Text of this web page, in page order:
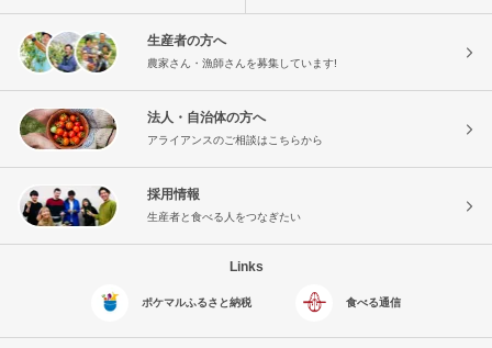
生産者の方へ
農家さん・漁師さんを募集しています!
法人・自治体の方へ
アライアンスのご相談はこちらから
採用情報
生産者と食べる人をつなぎたい
Links
ポケマルふるさと納税 食べる通信